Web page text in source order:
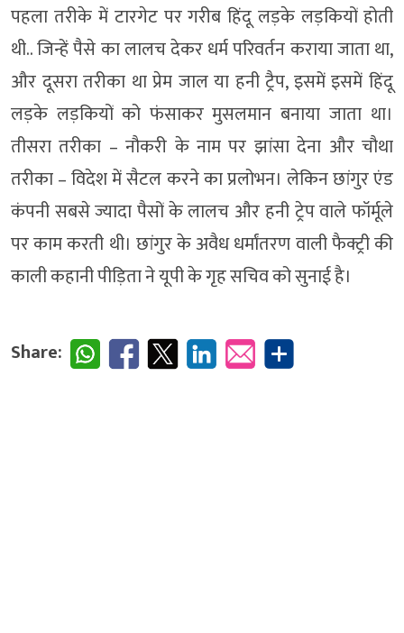
पहला तरीके में टारगेट पर गरीब हिंदू लड़के लड़कियों होती
थी.. जिन्हें पैसे का लालच देकर धर्म परिवर्तन कराया जाता था,
और दूसरा तरीका था प्रेम जाल या हनी ट्रैप, इसमें इसमें हिंदू
लड़के लड़कियों को फंसाकर मुसलमान बनाया जाता था।
तीसरा तरीका – नौकरी के नाम पर झांसा देना और चौथा
तरीका – विदेश में सैटल करने का प्रलोभन। लेकिन छांगुर एंड
कंपनी सबसे ज्यादा पैसों के लालच और हनी ट्रेप वाले फॉर्मूले
पर काम करती थी। छांगुर के अवैध धर्मांतरण वाली फैक्ट्री की
काली कहानी पीड़िता ने यूपी के गृह सचिव को सुनाई है।
Share: